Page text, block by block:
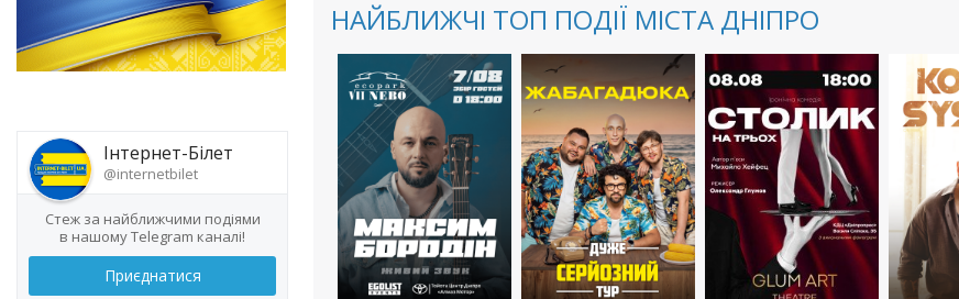
Інтернет-Білет
@internetbilet
Стеж за найближчими подіями
в нашому Telegram каналі!
Приєднатися
НАЙБЛИЖЧІ ТОП ПОДІЇ МІСТА ДНІПРО